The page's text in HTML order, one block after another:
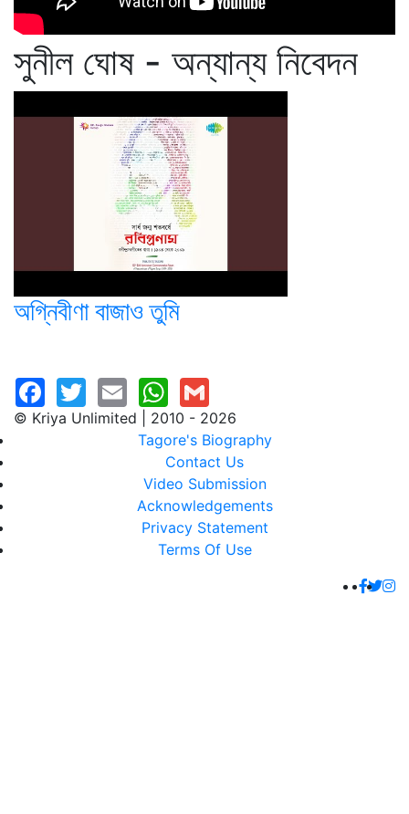
সুনীল ঘোষ - অন্যান্য নিবেদন
অগ্নিবীণা বাজাও তুমি
© Kriya Unlimited | 2010 - 2026
Tagore's Biography
Contact Us
Video Submission
Acknowledgements
Privacy Statement
Terms Of Use